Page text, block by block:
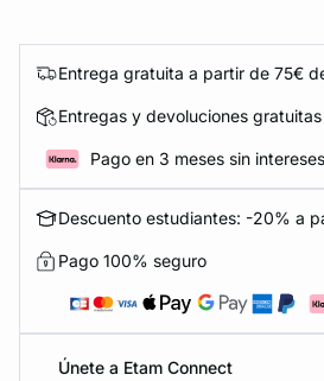
Entrega gratuita a partir de 75€
Entregas y devoluciones
Pago en 3 meses sin intereses
Descuento estudiantes: -20% a
Pago 100% seguro
Únete a Etam Connect